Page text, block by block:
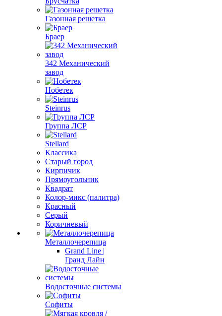
Газонная решетка
Браер
342 Механический
завод
Нобетек
Steinrus
Группа ЛСР
Stellard
Классика
Старый город
Кирпичик
Прямоугольник
Квадрат
Колор-микс (палитра)
Красный
Серый
Коричневый
Металлочерепица
Grand Line |
Гранд Лайн
Водосточные системы
Софиты